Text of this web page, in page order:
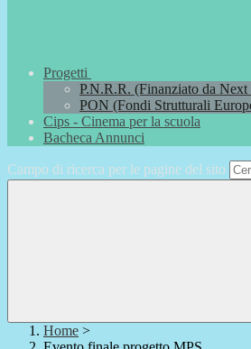
Progetti
P.N.R.R. (Finanziato da
PON (Fondi Strutturali
Cips - Cinema per la scuola
Bacheca Annunci
Campo di ricerca per le pagine del sito
Home >